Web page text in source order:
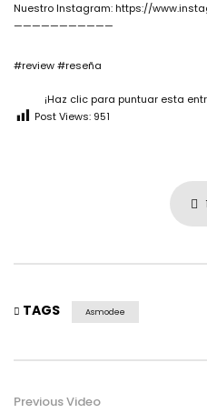
Nuestro Instagram: https://
———————————
#review #reseña
¡Haz clic para puntuar esta
Post Views: 951
TAGS Asmodee
Previous Video